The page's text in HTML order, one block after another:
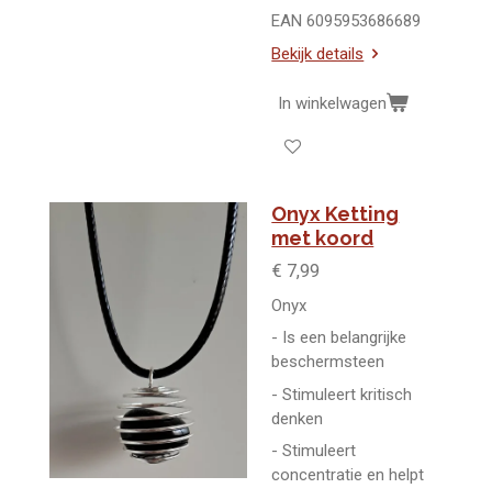
EAN 6095953686689
Bekijk details
In winkelwagen
Onyx Ketting
met koord
€ 7,99
Onyx
- Is een belangrijke
beschermsteen
- Stimuleert kritisch
denken
- Stimuleert
concentratie en helpt